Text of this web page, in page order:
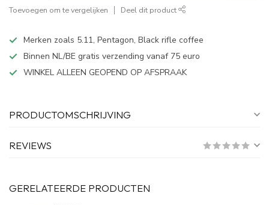
Toevoegen om te vergelijken Deel dit product
Merken zoals 5.11, Pentagon, Black rifle coffee
Binnen NL/BE gratis verzending vanaf 75 euro
WINKEL ALLEEN GEOPEND OP AFSPRAAK
PRODUCTOMSCHRIJVING
REVIEWS
GERELATEERDE PRODUCTEN